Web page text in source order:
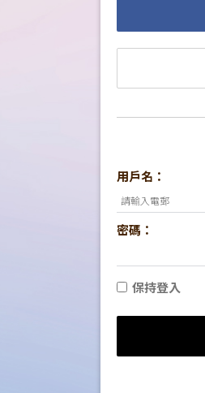
用戶名：
密碼：
保持登入